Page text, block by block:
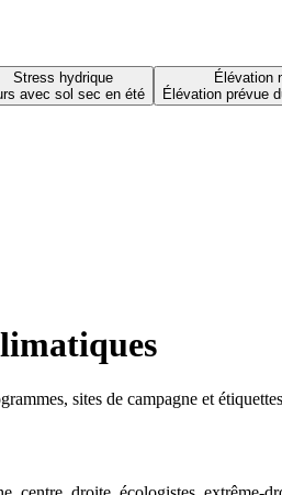
Stress hydrique
avec sol sec en été
Élévation
Élévation prévue
sites de campagne et